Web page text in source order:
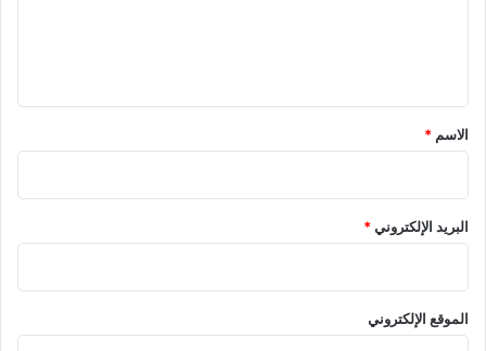
*
الاسم *
البريد الإلكتروني*
الموقع الإلكتروني